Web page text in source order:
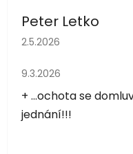
Peter Letko
Hodnocení obchodu
2.5.2026
Hodnocení obchodu
9.3.2026
+ ...ochota se
jednání!!!